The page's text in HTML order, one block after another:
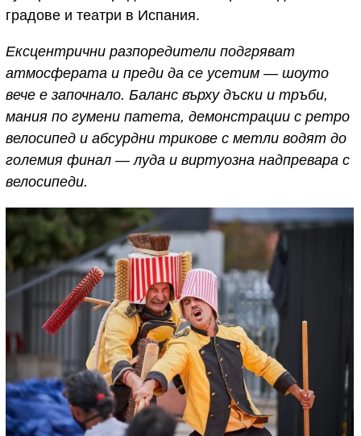
градове и театри в Испания.
Ексцентрични разпоредители подгряват
атмосферата и преди да се усетим — шоуто
вече е започнало. Баланс върху дъски и тръби,
мания по гумени патета, демонстрации с ретро
велосипед и абсурдни трикове с метли водят до
големия финал — луда и виртуозна надпревара с
велосипеди.